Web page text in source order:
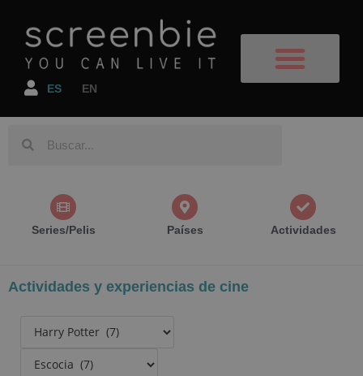
ES EN
Series/Pelis Países Actividades
Actividades y experiencias de cine